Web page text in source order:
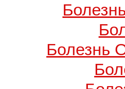
Болезнь